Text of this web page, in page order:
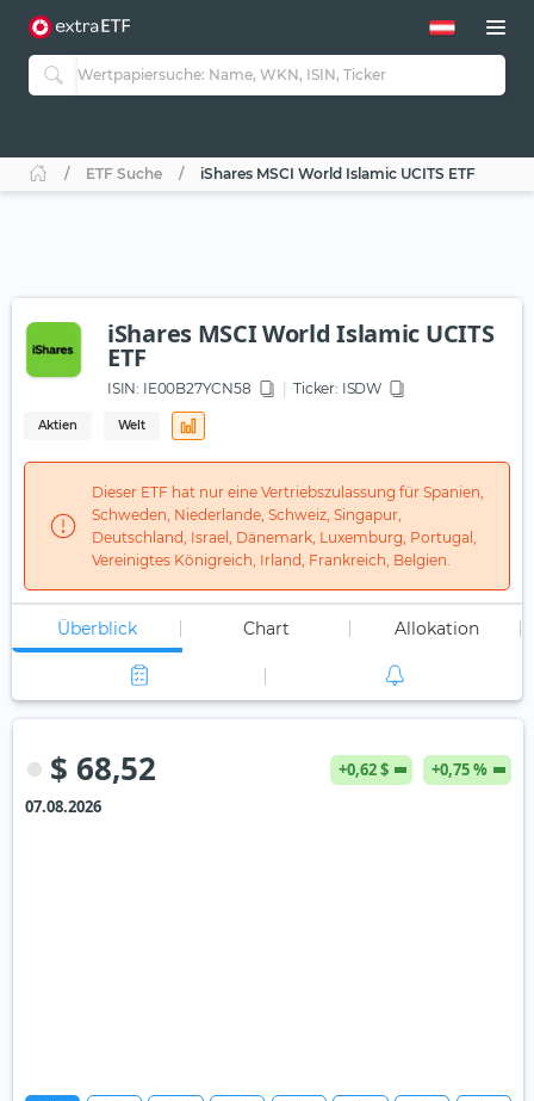
ETF Suche iShares MSCI World Islamic UCITS ETF
iShares MSCI World Islamic UCITS
ETF
ISIN: IE00B27YCN58 Ticker: ISDW
Aktien Welt
Dieser ETF hat nur eine Vertriebszulassung für Spanien,
Schweden, Niederlande, Schweiz, Singapur,
Deutschland, Israel, Dänemark, Luxemburg, Portugal,
Vereinigtes Königreich, Irland, Frankreich, Belgien.
Überblick Chart Allokation
$ 68,52 +0,62 $
+0,75 %
07.08.2026